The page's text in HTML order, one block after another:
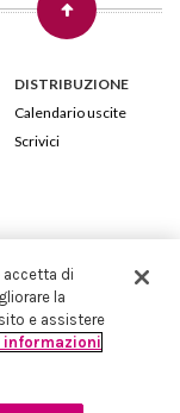
DISTRIBUZIONE
Calendario uscite
Scrivici
84 - 20135 Milano
Sociale 258.250 €
e REA nr.1051898
accetta di
la
e assistere